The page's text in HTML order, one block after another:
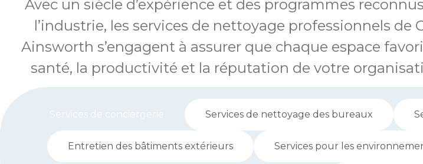
Avec un siècle d’expérience et des programmes
l’industrie, les services de nettoyage professionnels de
Ainsworth s’engagent à assurer que chaque espace
santé, la productivité et la réputation de votre
Services de conciergerie Services de nettoyage des bureaux
Entretien des bâtiments extérieurs Services pour les